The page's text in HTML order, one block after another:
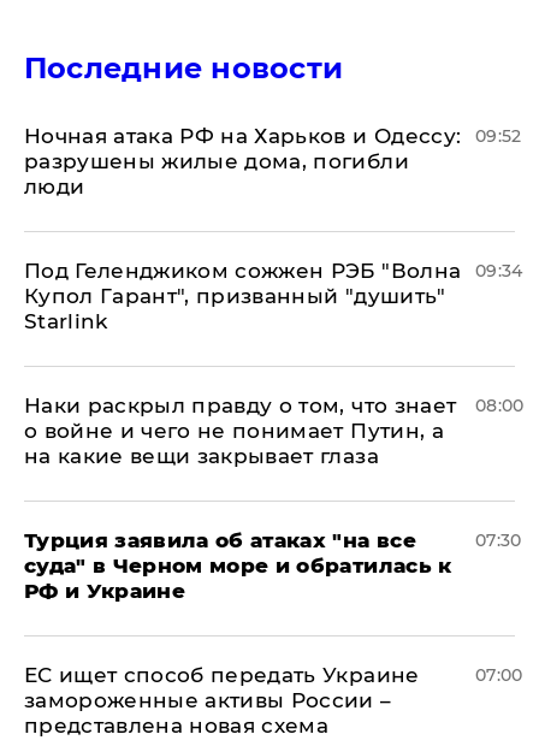
Последние новости
​Ночная атака РФ на Харьков и Одессу:
разрушены жилые дома, погибли
люди
09:52
Под Геленджиком сожжен РЭБ "Волна
Купол Гарант", призванный "душить"
Starlink
09:34
Наки раскрыл правду о том, что знает
о войне и чего не понимает Путин, а
на какие вещи закрывает глаза
08:00
Турция заявила об атаках "на все
суда" в Черном море и обратилась к
РФ и Украине
07:30
ЕС ищет способ передать Украине
замороженные активы России –
представлена новая схема
07:00